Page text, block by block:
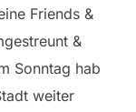
Friends &
&
Sonntag hab
weiter